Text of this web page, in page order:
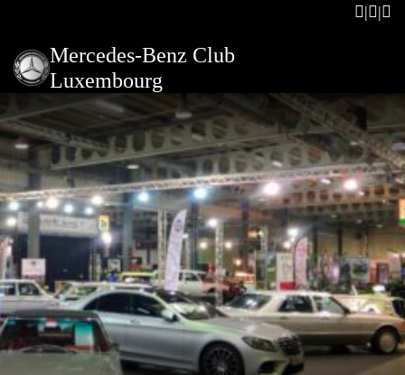
Mercedes-Benz Club
Luxembourg